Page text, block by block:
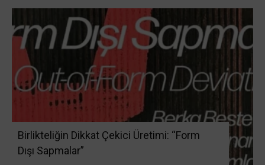
Birlikteliğin Dikkat Çekici Üretimi: “Form
Dışı Sapmalar”